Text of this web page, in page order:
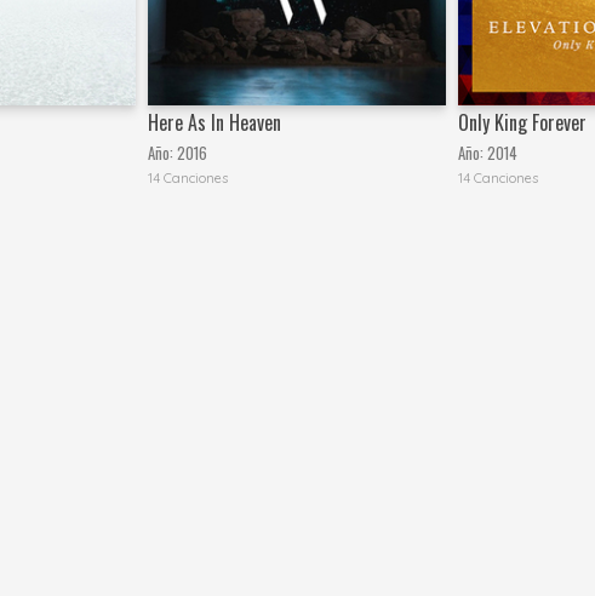
Here As In Heaven
Año:2016
14 Canciones
Only King Forever
Año:2014
14 Canciones